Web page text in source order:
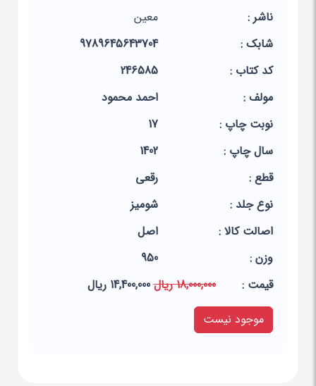
ناشر :
معین
شابک :
9789645643704
کد کتاب :
246585
مولف :
احمد محمود
نوبت چاپ :
17
سال چاپ :
1402
قطع :
رقعی
نوع جلد :
شومیز
اصالت کالا :
اصل
وزن :
950
قيمت :
18,000,000 ریال
14,400,000 ریال
موجود نیست